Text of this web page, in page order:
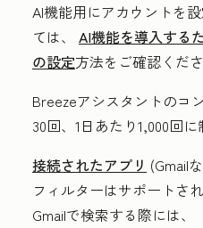
AI機能用にアカウントを
ては、 AI機能を導入する
の設定方法をご確認くださ
Breezeアシスタントのコ
30回、1日あたり1,000回に
接続されたアプリ (Gmail
フィルターはサポートさ
Gmailで検索する際には、